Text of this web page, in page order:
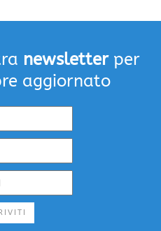
newsletterper
aggiornato